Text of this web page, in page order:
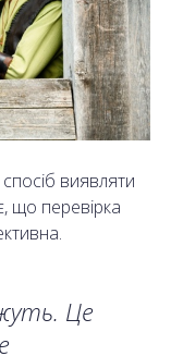
виявляти
що перевірка
Це